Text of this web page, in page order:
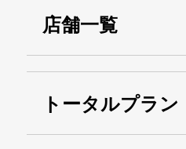
店舗一覧
トータルプラン